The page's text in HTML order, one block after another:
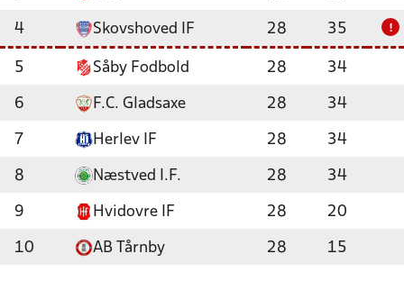
4 Skovshoved IF 28 35 !
5 Såby Fodbold 28 34
6 F.C. Gladsaxe 28 34
7 Herlev IF 28 34
8 Næstved I.F. 28 34
9 Hvidovre IF 28 20
10 AB Tårnby 28 15